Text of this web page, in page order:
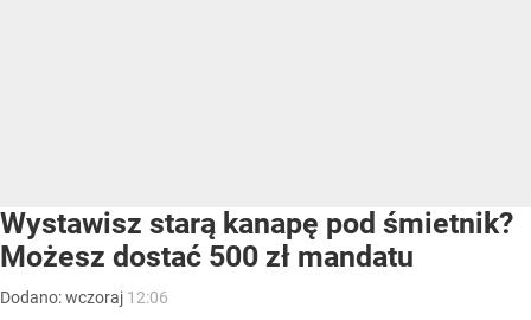
Wystawisz starą kanapę pod śmietnik?
Możesz dostać 500 zł mandatu
Dodano:wczoraj 12:06